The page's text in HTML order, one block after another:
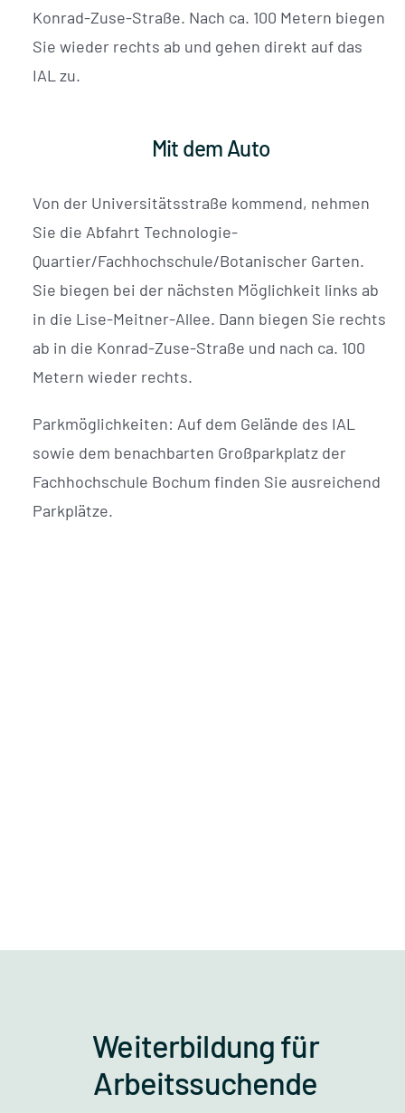
Konrad-Zuse-Straße. Nach ca. 100 Metern biegen
Sie wieder rechts ab und gehen direkt auf das
IAL zu.
Mit dem Auto
Von der Universitätsstraße kommend, nehmen
Sie die Abfahrt Technologie-
Quartier/Fachhochschule/Botanischer Garten.
Sie biegen bei der nächsten Möglichkeit links ab
in die Lise-Meitner-Allee. Dann biegen Sie rechts
ab in die Konrad-Zuse-Straße und nach ca. 100
Metern wieder rechts.
Parkmöglichkeiten: Auf dem Gelände des IAL
sowie dem benachbarten Großparkplatz der
Fachhochschule Bochum finden Sie ausreichend
Parkplätze.
Weiterbildung für
Arbeitssuchende